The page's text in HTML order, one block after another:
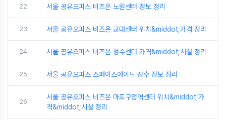
22 서울 공유오피스 비즈온 노원센터 정보 정리
23 서울 공유오피스 비즈온 교대센터 위치&middot;가격 정리
24 서울 공유오피스 비즈온 성수센터 가격&middot;시설 정리
25 서울 공유오피스 스페이스에이드 성수 정보 정리
26
서울 공유오피스 비즈온 마포구청역센터 위치&middot;가
격&middot;시설 정리